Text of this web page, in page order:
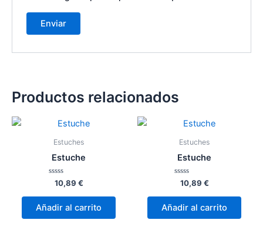
Productos relacionados
Estuches
Estuche
Valorado
con
0
de
5
10,89 €
Añadir al carrito
Estuches
Estuche
Valorado
con
0
de
5
10,89 €
Añadir al carrito